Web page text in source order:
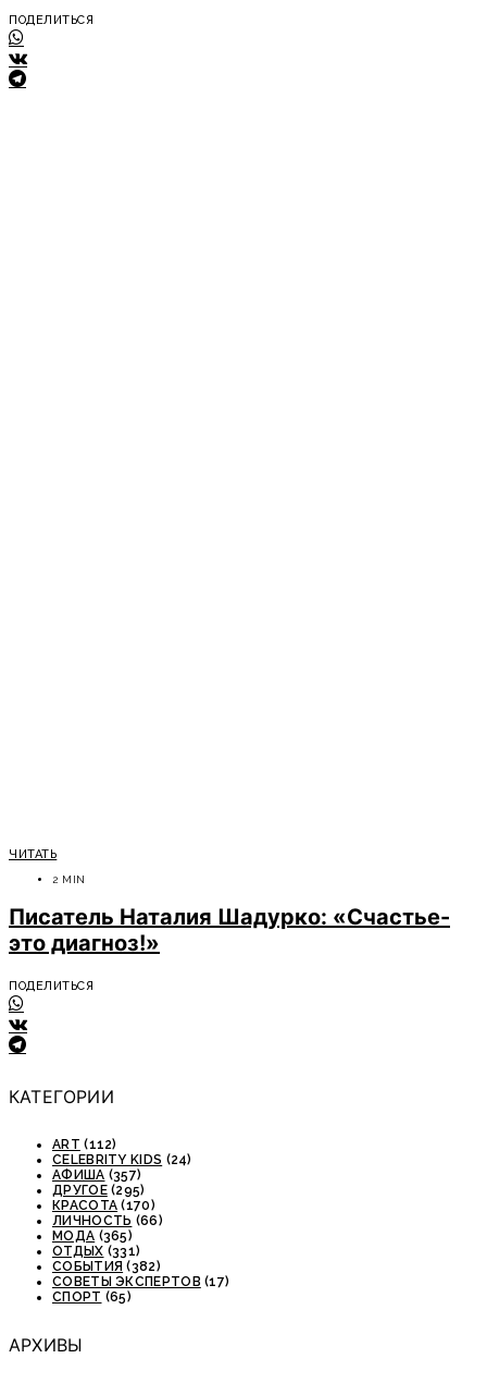
ПОДЕЛИТЬСЯ
ЧИТАТЬ
2 MIN
Писатель Наталия Шадурко: «Счастье-
это диагноз!»
ПОДЕЛИТЬСЯ
КАТЕГОРИИ
ART (112)
CELEBRITY KIDS (24)
АФИША (357)
ДРУГОЕ(295)
КРАСОТА (170)
ЛИЧНОСТЬ (66)
МОДА (365)
ОТДЫХ (331)
СОБЫТИЯ (382)
СОВЕТЫ ЭКСПЕРТОВ (17)
СПОРТ (65)
АРХИВЫ